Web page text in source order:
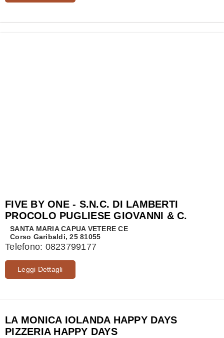
FIVE BY ONE - S.N.C. DI LAMBERTI
PROCOLO PUGLIESE GIOVANNI & C.
SANTA MARIA CAPUA VETERE CE
Corso Garibaldi, 25 81055
Telefono: 0823799177
Leggi Dettagli
LA MONICA IOLANDA HAPPY DAYS
PIZZERIA HAPPY DAYS